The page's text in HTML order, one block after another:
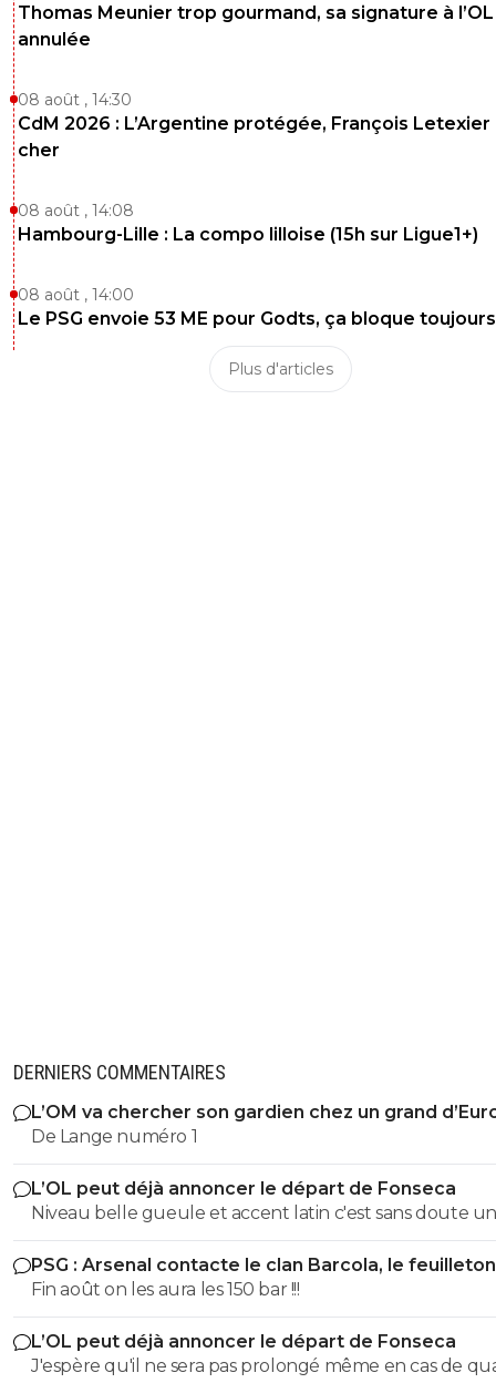
Thomas Meunier trop gourmand, sa signature à l’OL
annulée
08 août , 14:30
CdM 2026 : L’Argentine protégée, François Letexier
cher
08 août , 14:08
Hambourg-Lille : La compo lilloise (15h sur Ligue1+)
08 août , 14:00
Le PSG envoie 53 ME pour Godts, ça bloque toujours
Plus d'articles
DERNIERS COMMENTAIRES
L’OM va chercher son gardien chez un grand
De Lange numéro 1
L’OL peut déjà annoncer le départ de Fonseca
Niveau belle gueule et accent latin c'est sans doute
meilleurs mais niveau entraîneur si on observe à la
coaching et tous ses choix médiocres à différents
farfelu sans froc est un des pires de l'histoire de l'OL.
direction qui fonctionne moins à la sympathie et plus à
performance n'aurait jamais reconduit cette brêle qui a
beaucoup de chances d'avoir souvent des bons
PSG : Arsenal contacte le clan Barcola, le feuilleton
relancé
Fin août on les aura les 150 bar !!!
L’OL peut déjà annoncer le départ de Fonseca
J'espère qu'il ne sera pas prolongé même en cas de qualif en